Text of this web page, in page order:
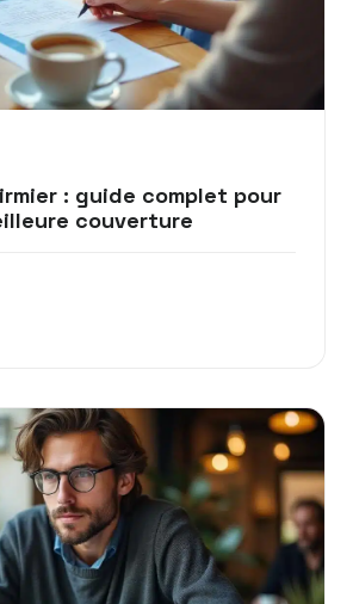
: guide complet pour
couverture